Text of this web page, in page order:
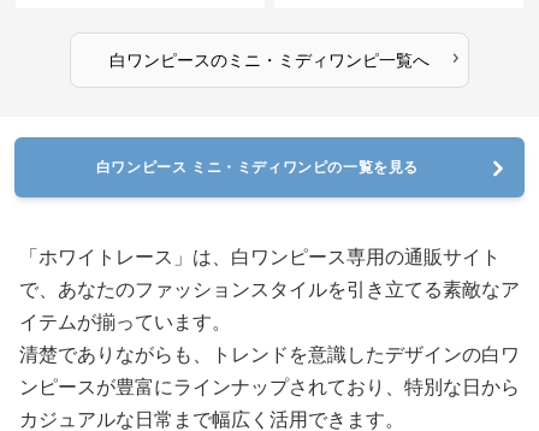
白ワンピースのミニ・ミディワンピ一覧へ ›
白ワンピース ミニ・ミディワンピの一覧を見る
「ホワイトレース」は、白ワンピース専用の通販サイト
で、あなたのファッションスタイルを引き立てる素敵なア
イテムが揃っています。
清楚でありながらも、トレンドを意識したデザインの白ワ
ンピースが豊富にラインナップされており、特別な日から
カジュアルな日常まで幅広く活用できます。